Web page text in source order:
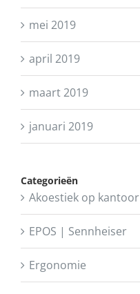
mei 2019
april 2019
maart 2019
januari 2019
Categorieën
Akoestiek op kantoor
EPOS | Sennheiser
Ergonomie